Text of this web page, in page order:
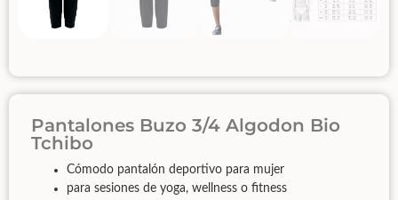
Pantalones Buzo 3/4 Algodon Bio
Tchibo
Cómodo pantalón deportivo para mujer
para sesiones de yoga, wellness o fitness